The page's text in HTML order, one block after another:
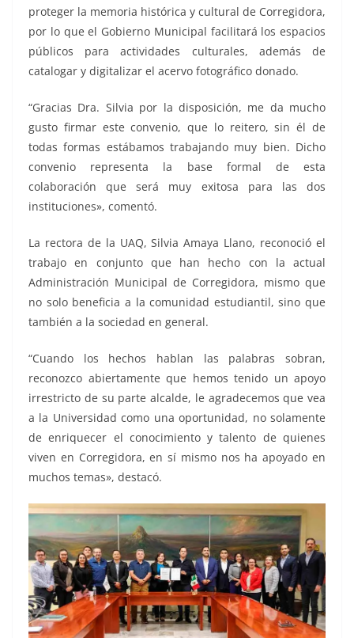
proteger la memoria histórica y cultural de Corregidora,
por lo que el Gobierno Municipal facilitará los espacios
públicos para actividades culturales, además de
catalogar y digitalizar el acervo fotográfico donado.
“Gracias Dra. Silvia por la disposición, me da mucho
gusto firmar este convenio, que lo reitero, sin él de
todas formas estábamos trabajando muy bien. Dicho
convenio representa la base formal de esta
colaboración que será muy exitosa para las dos
instituciones», comentó.
La rectora de la UAQ, Silvia Amaya Llano, reconoció el
trabajo en conjunto que han hecho con la actual
Administración Municipal de Corregidora, mismo que
no solo beneficia a la comunidad estudiantil, sino que
también a la sociedad en general.
“Cuando los hechos hablan las palabras sobran,
reconozco abiertamente que hemos tenido un apoyo
irrestricto de su parte alcalde, le agradecemos que vea
a la Universidad como una oportunidad, no solamente
de enriquecer el conocimiento y talento de quienes
viven en Corregidora, en sí mismo nos ha apoyado en
muchos temas», destacó.